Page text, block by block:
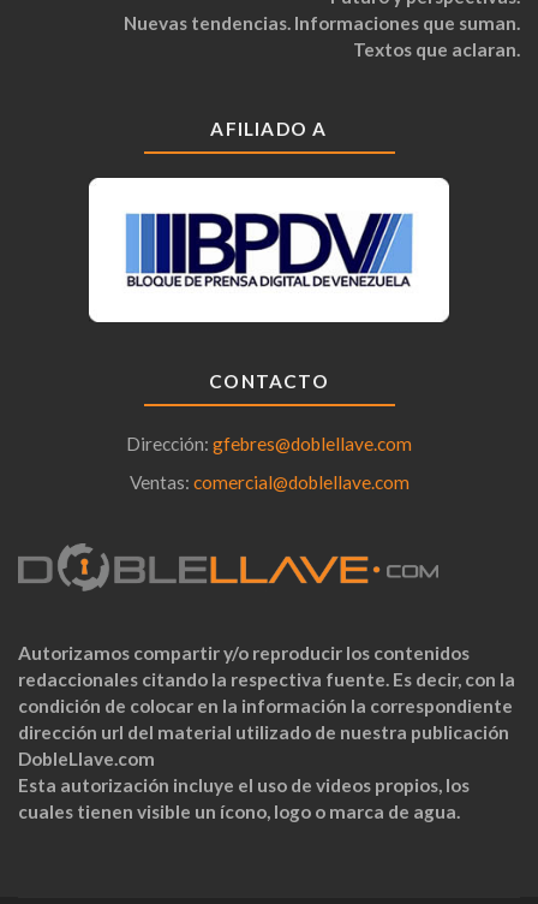
Nuevas tendencias. Informaciones que suman.
Textos que aclaran.
AFILIADO A
CONTACTO
Dirección: gfebres@doblellave.com
Ventas: comercial@doblellave.com
Autorizamos compartir y/o reproducir los contenidos
redaccionales citando la respectiva fuente. Es decir, con la
condición de colocar en la información la correspondiente
dirección url del material utilizado de nuestra publicación
DobleLlave.com
Esta autorización incluye el uso de videos propios, los
cuales tienen visible un ícono, logo o marca de agua.